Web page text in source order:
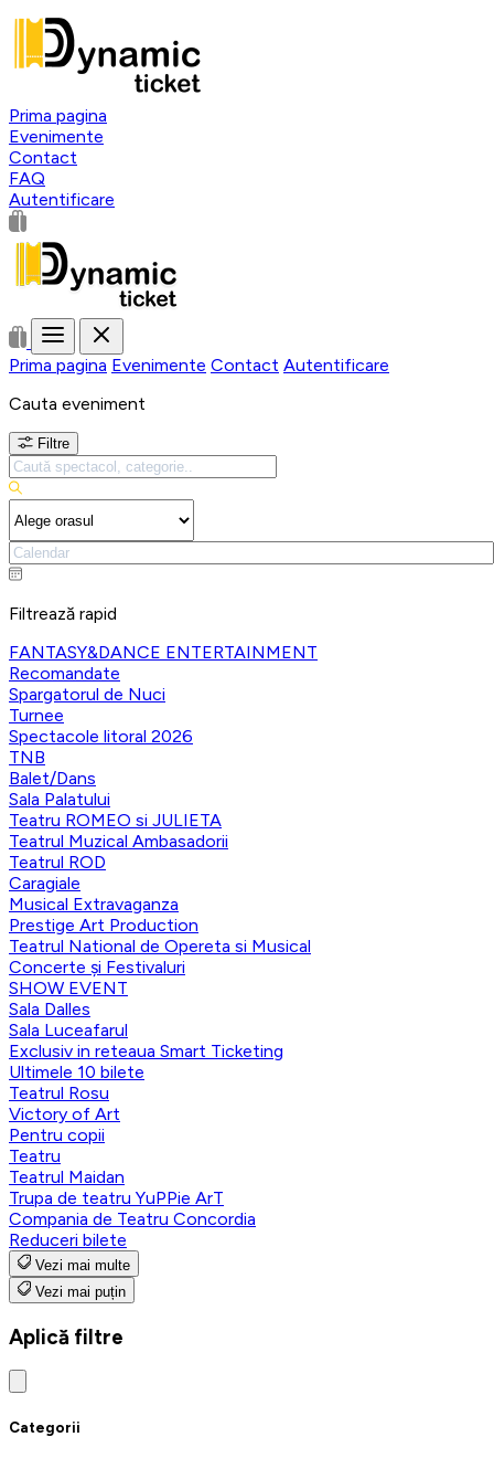
Prima pagina
Evenimente
Contact
FAQ
Autentificare
Prima pagina Evenimente Contact Autentificare
Cauta eveniment
Filtre
Filtrează rapid
FANTASY&DANCE ENTERTAINMENT
Recomandate
Spargatorul de Nuci
Turnee
Spectacole litoral 2026
TNB
Balet/Dans
Sala Palatului
Teatru ROMEO si JULIETA
Teatrul Muzical Ambasadorii
Teatrul ROD
Caragiale
Musical Extravaganza
Prestige Art Production
Teatrul National de Opereta si Musical
Concerte și Festivaluri
SHOW EVENT
Sala Dalles
Sala Luceafarul
Exclusiv in reteaua Smart Ticketing
Ultimele 10 bilete
Teatrul Rosu
Victory of Art
Pentru copii
Teatru
Teatrul Maidan
Trupa de teatru YuPPie ArT
Compania de Teatru Concordia
Reduceri bilete
Vezi mai multe
Vezi mai puțin
Aplică filtre
Categorii